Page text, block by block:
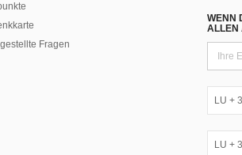
Fragen
WENN
ALLEN
LU +
LU +